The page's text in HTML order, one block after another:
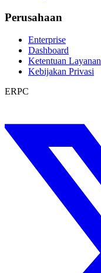
Perusahaan
Enterprise
Dashboard
Ketentuan Layanan
Kebijakan Privasi
ERPC